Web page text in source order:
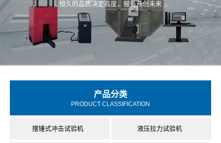
恒久的品质决定高度，服务开创未来
产品分类
PRODUCT CLASSIFICATION
摆锤式冲击试验机 液压拉力试验机